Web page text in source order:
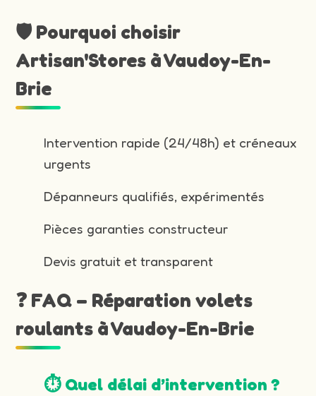
🛡️ Pourquoi choisir
Artisan'Stores à Vaudoy-En-
Brie
Intervention rapide (24/48h) et créneaux
urgents
Dépanneurs qualifiés, expérimentés
Pièces garanties constructeur
Devis gratuit et transparent
❓ FAQ – Réparation volets
roulants à Vaudoy-En-Brie
⏱️ Quel délai d’intervention ?